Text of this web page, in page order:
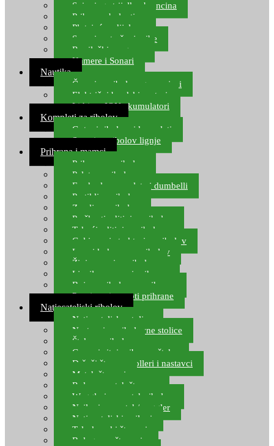
Spinning strijelke, brancina
Pribor za bolentino
Plutajuća odijela
Sonari za traženje ribe
Ronilački program
Kamere i Sonari
Nautika
Čamci za ribolov, gumenjaci
Električni brodski motori
Lithium ION akumulatori
Kompleti za ribolov
Gotovi ribolovni kompleti
Setovi za ribolov lignje
Prihrana i mamci
Prihrana za ribolov
Pelete za ribolov
Feeder lovne pelete i dumbelli
Partikli za ribolov
Zemlja za ribolov
Praškasti aditivi za ribolov
Tekući aditivi za ribolov
Gel i sprej atraktori za ribolov
Lovni kukuruz za ribolov
Živi mamci za ribolov
Ljepilo za crve i prihranu
Boje za ribolovnu prihranu
Provjereni recepti prihrane
Natjecateljski ribolov
Natjecateljske stolice
Nastavci za ribolovne stolice
Šteke za ribolov
Gume i sitni pribor za šteku
Držači štapova rolleri i nastavci
Match štapovi
Role za match štapove
Waggleri za match ribolov
Najloni za match/waggler
Natjecateljski najloni
Teleskopski štapovi
Bolognese štapovi